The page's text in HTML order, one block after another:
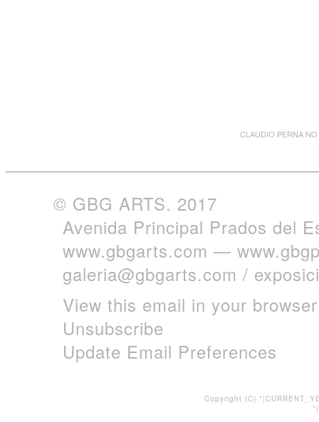
CLAUDIO PERNA
© GBG ARTS. 2017
Avenida Principal Prados del
www.gbgarts.com —
galeria@gbgarts.com /
View this email in your browser
Unsubscribe
Update Email Preferences
Copyright (C)